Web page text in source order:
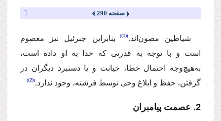
﴿ صفحه 290 ﴾
شیاطین مصون‌اند. (1)
بنابراین جبرئیل نیز معصوم
است و با توجه به قدرتی كه خدا به او داده است،
به‌هیچ‌‌وجه احتمال خطا، خیانت و یا دستبرد دیگران در
گرفتن، حفظ و ابلاغ وحی توسط فرشته، وجود ندارد. (2)
2. عصمت پیامبران